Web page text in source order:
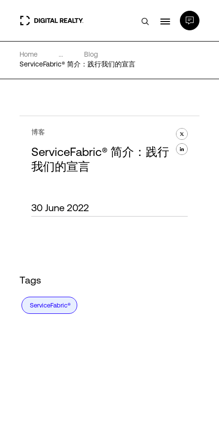
数据中心
专业知识和资源
Home ...
Blog
ServiceFabric® 简介：践行我们的宣言
博客
ServiceFabric® 简介：践行
我们的宣言
30 June 2022
Tags
ServiceFabric®